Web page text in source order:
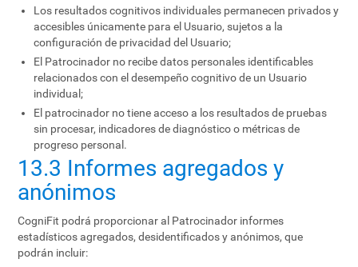
Los resultados cognitivos individuales permanecen privados y
accesibles únicamente para el Usuario, sujetos a la
configuración de privacidad del Usuario;
El Patrocinador no recibe datos personales identificables
relacionados con el desempeño cognitivo de un Usuario
individual;
El patrocinador no tiene acceso a los resultados de pruebas
sin procesar, indicadores de diagnóstico o métricas de
progreso personal.
13.3 Informes agregados y
anónimos
CogniFit podrá proporcionar al Patrocinador informes
estadísticos agregados, desidentificados y anónimos, que
podrán incluir: